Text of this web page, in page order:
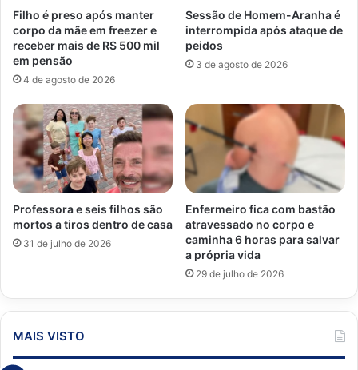
Filho é preso após manter
corpo da mãe em freezer e
receber mais de R$ 500 mil
em pensão
4 de agosto de 2026
Sessão de Homem-Aranha é
interrompida após ataque de
peidos
3 de agosto de 2026
Professora e seis filhos são
mortos a tiros dentro de casa
31 de julho de 2026
Enfermeiro fica com bastão
atravessado no corpo e
caminha 6 horas para salvar
a própria vida
29 de julho de 2026
MAIS VISTO